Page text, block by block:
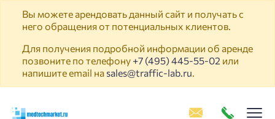
Вы можете арендовать данный сайт и получать с
него обращения от потенциальных клиентов.
Для получения подробной информации об аренде
позвоните по телефону +7 (495) 445-55-02 или
напишите email на sales@traffic-lab.ru.